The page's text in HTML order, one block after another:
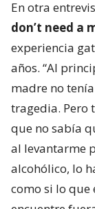
En otra
don’t need a
experiencia
años. “Al
madre no
tragedia. Pero
que no sabía
al levantarme
alcohólico, lo
como si lo que